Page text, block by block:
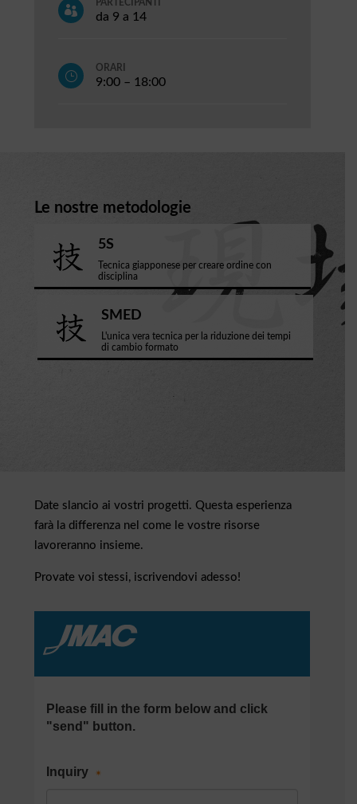

PARTECIPANTI
da 9 a 14
}
ORARI
9:00 – 18:00
Le nostre metodologie
5S
Tecnica giapponese per creare ordine con
disciplina
SMED
L'unica vera tecnica per la riduzione dei tempi
di cambio formato
Date slancio ai vostri progetti. Questa esperienza
farà la differenza nel come le vostre risorse
lavoreranno insieme.
Provate voi stessi, iscrivendovi adesso!